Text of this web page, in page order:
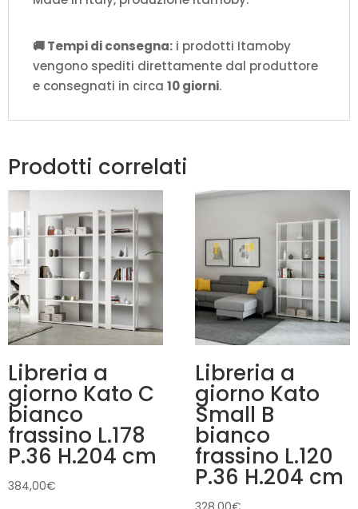
🚚 Tempi di consegna: i prodotti Itamoby
vengono spediti direttamente dal produttore
e consegnati in circa 10 giorni.
Prodotti correlati
Libreria a
giorno Kato C
bianco
frassino L.178
P.36 H.204 cm
384,00€
Libreria a
giorno Kato
Small B
bianco
frassino L.120
P.36 H.204 cm